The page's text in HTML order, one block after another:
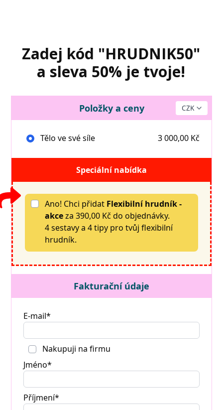
Zadej kód "HRUDNIK50"
a sleva 50% je tvoje!
Položky a ceny
Tělo ve své síle 3 000,00 Kč
Speciální nabídka
Ano! Chci přidat Flexibilní hrudník -
akceza 390,00 Kč do objednávky.
4 sestavy a 4 tipy pro tvůj flexibilní
hrudník.
Fakturační údaje
E-mail*
Nakupuji na firmu
Jméno*
Příjmení*